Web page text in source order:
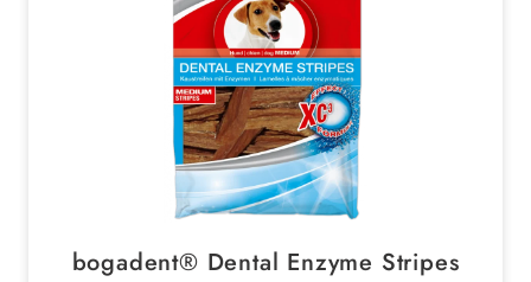
bogadent® Dental Enzyme Stripes